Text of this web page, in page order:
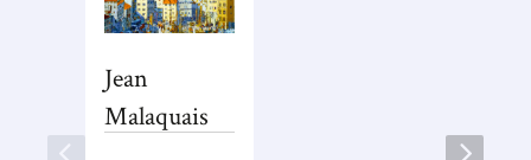
Jean
Malaquais